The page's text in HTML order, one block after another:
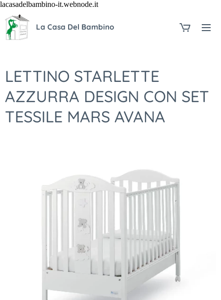
lacasadelbambino-it.webnode.it
La Casa Del Bambino
LETTINO STARLETTE
AZZURRA DESIGN CON SET
TESSILE MARS AVANA